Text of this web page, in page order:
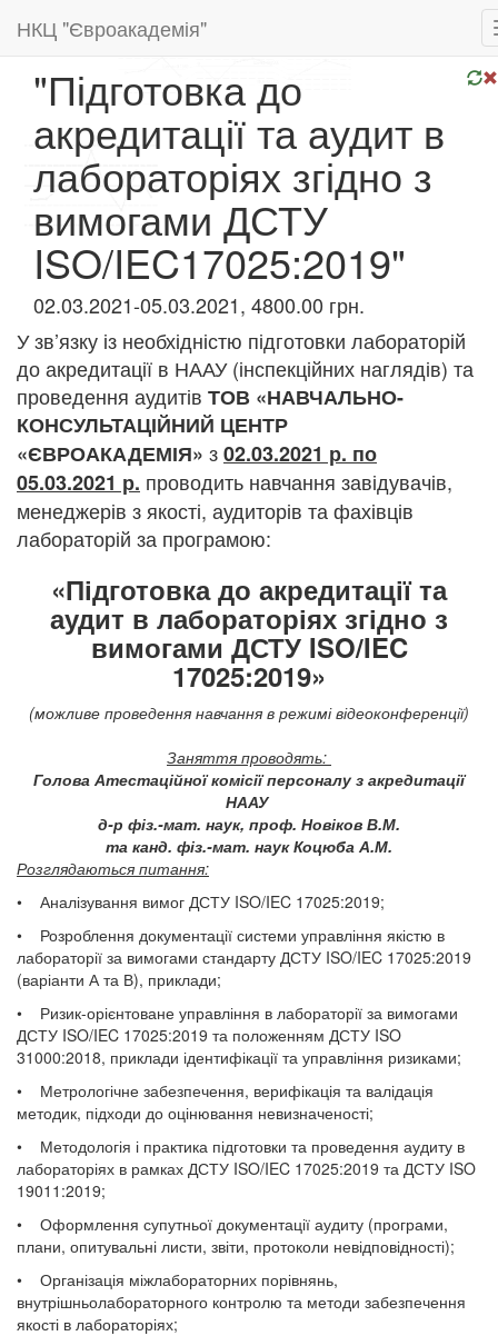
НКЦ "Євроакадемія"
"Підготовка до
акредитації та аудит в
лабораторіях згідно з
вимогами ДСТУ
ISO/IEC17025:2019"
02.03.2021-05.03.2021, 4800.00 грн.
У зв’язку із необхідністю підготовки лабораторій
до акредитації в НААУ (інспекційних наглядів) та
проведення аудитів​ ТОВ «НАВЧАЛЬНО-
КОНСУЛЬТАЦІЙНИЙ ЦЕНТР
«ЄВРОАКАДЕМІЯ» з02.03.2021 р. по
05.03.2021 р. проводить навчання завідувачів,
менеджерів з якості, аудиторів та фахівців
лабораторій за програмою:​
«Підготовка до акредитації та
аудит в лабораторіях згідно з
вимогами ДСТУ ISO/IEC
17025:2019»
(можливе проведення навчання в режимі відеоконференції)
Заняття проводять:
Голова Атестаційної комісії персоналу з акредитації
НААУ
д-р фіз.-мат. наук, проф. Новіков В.М.
та канд. фіз.-мат. наук Коцюба А.М.
Розглядаються питання:
• Аналізування вимог ДСТУ ISO/IEC 17025:2019;
• Розроблення документації системи управління якістю в
лабораторії за вимогами стандарту ДСТУ ISO/IEC 17025:2019
(варіанти А та В), приклади;
• Ризик-орієнтоване управління в лабораторії за вимогами
ДСТУ ISO/IEC 17025:2019 та положенням ДСТУ ISO
31000:2018, приклади ідентифікації та управління ризиками;
• Метрологічне забезпечення, верифікація та валідація
методик, підходи до оцінювання невизначеності;
• Методологія і практика підготовки та проведення аудиту в
лабораторіях в рамках ДСТУ ISO/IEC 17025:2019 та ДСТУ ISO
19011:2019;
• Оформлення супутньої документації аудиту (програми,
плани, опитувальні листи, звіти, протоколи невідповідності);
• Організація міжлабораторних порівнянь,
внутрішньолабораторного контролю та методи забезпечення
якості в лабораторіях;